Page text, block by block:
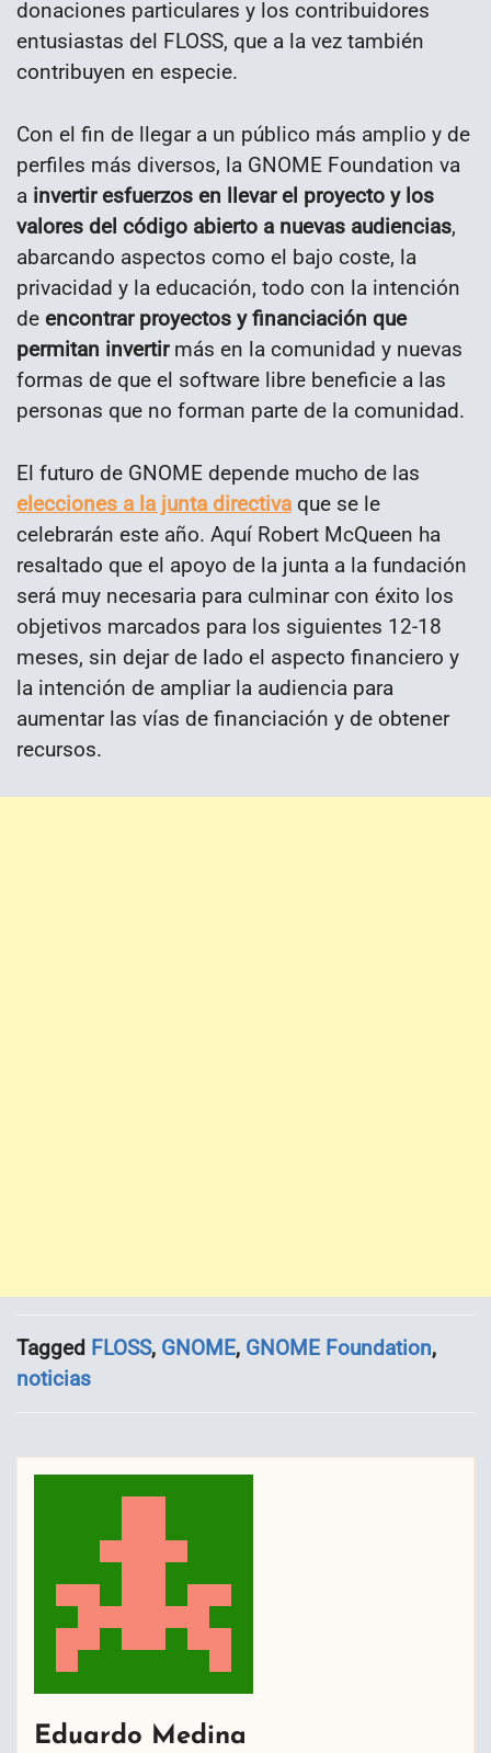
donaciones particulares y los contribuidores
entusiastas del FLOSS, que a la vez también
contribuyen en especie.
Con el fin de llegar a un público más amplio y de
perfiles más diversos, la GNOME Foundation va
a invertir esfuerzos en llevar el proyecto y los
valores del código abierto a nuevas audiencias,
abarcando aspectos como el bajo coste, la
privacidad y la educación, todo con la intención
de encontrar proyectos y financiación que
permitan invertirmás en la comunidad y nuevas
formas de que el software libre beneficie a las
personas que no forman parte de la comunidad.
El futuro de GNOME depende mucho de las
elecciones a la junta directiva que se le
celebrarán este año. Aquí Robert McQueen ha
resaltado que el apoyo de la junta a la fundación
será muy necesaria para culminar con éxito los
objetivos marcados para los siguientes 12-18
meses, sin dejar de lado el aspecto financiero y
la intención de ampliar la audiencia para
aumentar las vías de financiación y de obtener
recursos.
Tagged FLOSS, GNOME, GNOME Foundation,
noticias
Eduardo Medina